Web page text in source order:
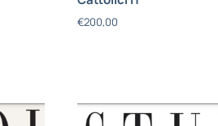
€200,00